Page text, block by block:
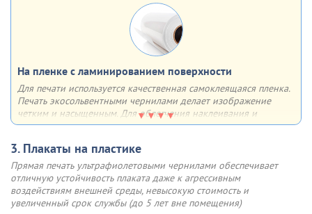
Отщёлкивающаяся крышка профиля (клик-система) позволяет
быстро менять информацию (плакат, постер и др.). Основание
рамки - 2-мм пластик, верхний слой, прижимающий плакат
выполнен из прозрачного ПЭТ
Инструкция по замене плаката в клик-рамке
Аккуратно, по одной, откиньте
4 стороны клик профиля
извлеките старый плакат
Шаг 3
Разместите новый плакат,
Шаг 4
Защелкните крышки
На пленке с ламинированием поверхности
Для печати используется качественная самоклеящаяся пленка.
Печать экосольвентными чернилами делает изображение
четким и насыщенным. Для облегчения наклеивания и
увеличения срока службыповерхность плаката ламинируется
Возможно использование как внутри, так и вне помещения.
Такие плакаты не боятся солнечного света, влаги, перепадов
температуры (допустимы значения от -20 до +70°C)
3. Плакаты на пластике
Прямая печать ультрафиолетовыми чернилами обеспечивает
отличную устойчивость плаката даже к агрессивным
воздействиям внешней среды, невысокую стоимость и
увеличенный срок службы (до 5 лет вне помещения)